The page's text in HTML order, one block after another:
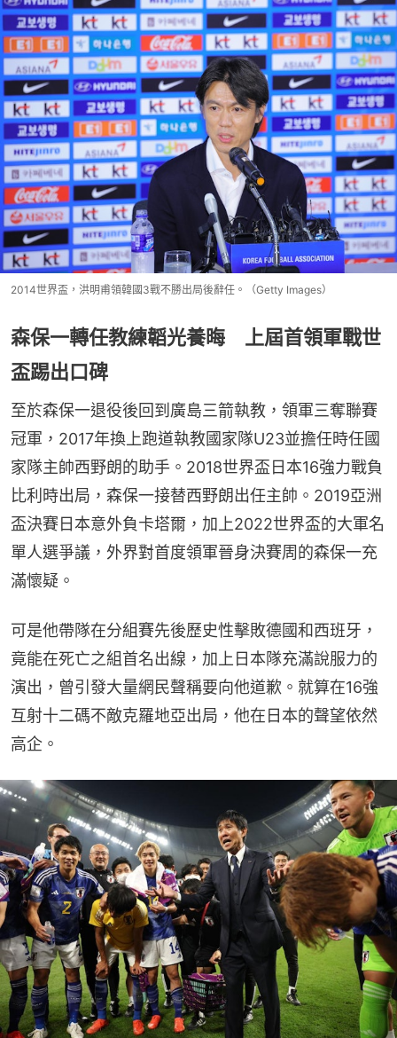
2014世界盃，洪明甫領韓國3戰不勝出局後辭任。（Getty Images）
森保一轉任教練韜光養晦 上屆首領軍戰世
盃踢出口碑
至於森保一退役後回到廣島三箭執教，領軍三奪聯賽
冠軍，2017年換上跑道執教國家隊U23並擔任時任國
家隊主帥西野朗的助手。2018世界盃日本16強力戰負
比利時出局，森保一接替西野朗出任主帥。2019亞洲
盃決賽日本意外負卡塔爾，加上2022世界盃的大軍名
單人選爭議，外界對首度領軍晉身決賽周的森保一充
滿懷疑。
可是他帶隊在分組賽先後歷史性擊敗德國和西班牙，
竟能在死亡之組首名出線，加上日本隊充滿說服力的
演出，曾引發大量網民聲稱要向他道歉。就算在16強
互射十二碼不敵克羅地亞出局，他在日本的聲望依然
高企。